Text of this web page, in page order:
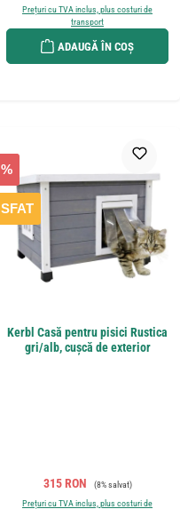
Prețuri cu TVA inclus, plus costuri de
transport
ADAUGĂ ÎN COȘ
%
SFAT
Kerbl Casă pentru pisici Rustica
gri/alb, cușcă de exterior
Preț de vânzare:
315 RON Preț obișnuit:
(8% salvat)
Prețuri cu TVA inclus, plus costuri de